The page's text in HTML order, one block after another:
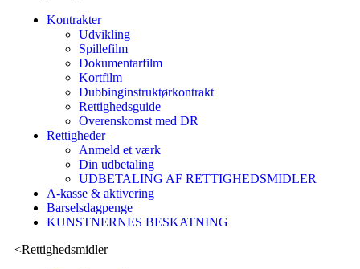
Kontrakter
Udvikling
Spillefilm
Dokumentarfilm
Kortfilm
Dubbinginstruktørkontrakt
Rettighedsguide
Overenskomst med DR
Rettigheder
Anmeld et værk
Din udbetaling
UDBETALING AF RETTIGHEDSMIDLER
A-kasse & aktivering
Barselsdagpenge
KUNSTNERNES BESKATNING
<Rettighedsmidler